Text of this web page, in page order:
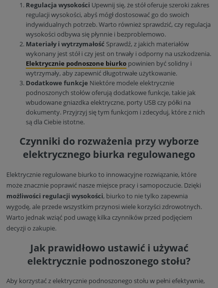
Regulacja wysokości Upewnij się, że stół oferuje szeroki zakres
regulacji wysokości, abyś mógł dostosować go do swoich
indywidualnych potrzeb. Warto również sprawdzić, czy regulacja
wysokości odbywa się płynnie i bezproblemowo.
Materiały i wytrzymałość Sprawdź, z jakich materiałów
wykonany jest stół i czy jest on trwały i odporny na uszkodzenia.
Elektrycznie podnoszone biurko powinien być solidny i
wytrzymały, aby zapewnić długotrwałe użytkowanie.
Dodatkowe funkcje Niektóre modele elektrycznie
podnoszonych stołów oferują dodatkowe funkcje, takie jak
wbudowane gniazdka elektryczne, porty USB czy półki na
dokumenty. Przyjrzyj się tym funkcjom i zdecyduj, które z nich
są dla Ciebie istotne.
Czynniki do rozważenia przy wyborze
elektrycznego biurka regulowanego
Elektrycznie regulowane biurko to innowacyjne rozwiązanie, które
może znacznie poprawić nasze miejsce pracy i samopoczucie. Dzięki
możliwości regulacji wysokości, biurko to nie tylko zapewnia
wygodę, ale przede wszystkim przynosi wiele korzyści zdrowotnych.
Warto jednak wziąć pod uwagę kilka czynników przed podjęciem
decyzji o zakupie.
Jak prawidłowo ustawić i używać
elektrycznie podnoszonego stołu?
Aby korzystać z elektrycznie podnoszonego stołu w pełni efektywnie,